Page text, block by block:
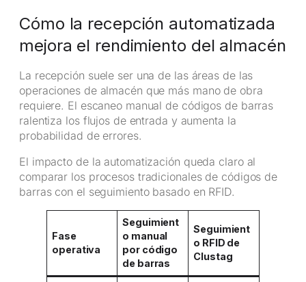
Cómo la recepción automatizada
mejora el rendimiento del almacén
La recepción suele ser una de las áreas de las
operaciones de almacén que más mano de obra
requiere. El escaneo manual de códigos de barras
ralentiza los flujos de entrada y aumenta la
probabilidad de errores.
El impacto de la automatización queda claro al
comparar los procesos tradicionales de códigos de
barras con el seguimiento basado en RFID.
Fase
operativa
Seguimient
o manual
por código
de barras
Seguimient
o RFID de
Clustag